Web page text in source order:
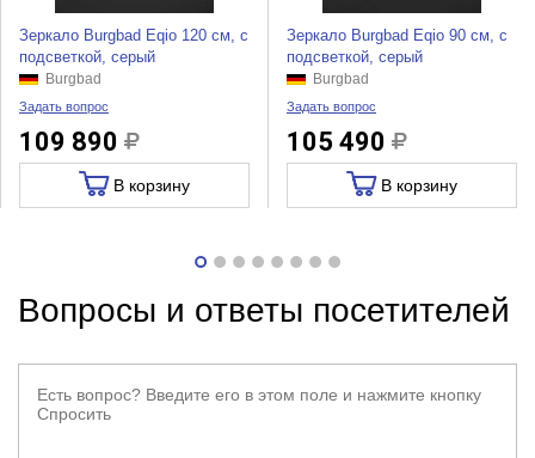
Зеркало Burgbad Eqio 120 см, с
подсветкой, серый
Burgbad
Задать вопрос
109 890
В корзину
Зеркало Burgbad Eqio 90 см, с
подсветкой, серый
Burgbad
Задать вопрос
105 490
В корзину
Вопросы и ответы посетителей